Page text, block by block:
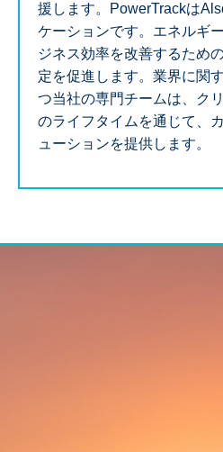
援します。PowerTrackは
ケーションです。エネルギ
ジネス効率を改善するため
定を促進します。業界に関
つ当社の専門チームは、ク
のライフタイムを通じて、
ューションを提供します。